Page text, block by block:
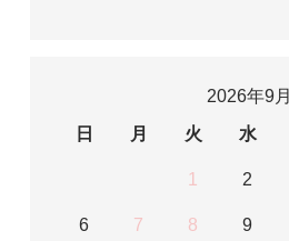
2026年9月
日
月 火 水
1 2
6 7 8 9